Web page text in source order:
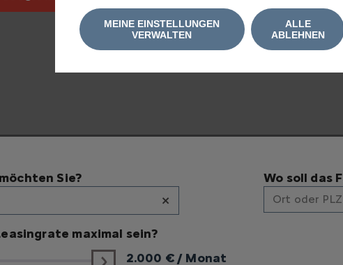
Sie?
×
Wo soll das
Ort oder PLZ
maximal sein?
2.000 € / Monat
MEINE EINSTELLUNGEN
VERWALTEN
ALLE
ABLEHNEN